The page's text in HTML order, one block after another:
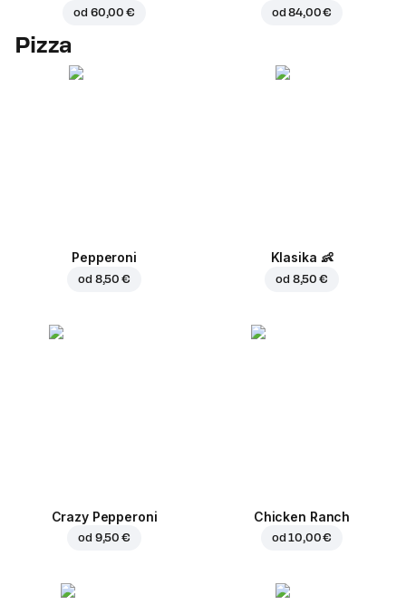
od 60,00 € od84,00 €
Pizza
Pepperoni
od 8,50 €
Klasika 👶
od 8,50 €
Crazy Pepperoni
od 9,50 €
Chicken Ranch
od10,00 €